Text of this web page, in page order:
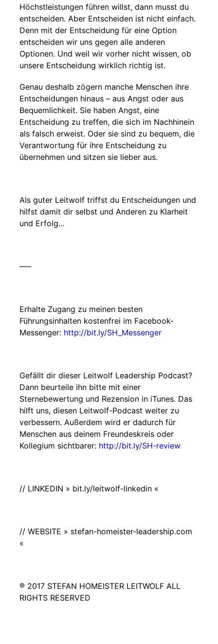
Höchstleistungen führen willst, dann musst du
entscheiden. Aber Entscheiden ist nicht einfach.
Denn mit der Entscheidung für eine Option
entscheiden wir uns gegen alle anderen
Optionen. Und weil wir vorher nicht wissen, ob
unsere Entscheidung wirklich richtig ist.
Genau deshalb zögern manche Menschen ihre
Entscheidungen hinaus – aus Angst oder aus
Bequemlichkeit. Sie haben Angst, eine
Entscheidung zu treffen, die sich im Nachhinein
als falsch erweist. Oder sie sind zu bequem, die
Verantwortung für ihre Entscheidung zu
übernehmen und sitzen sie lieber aus.
Als guter Leitwolf triffst du Entscheidungen und
hilfst damit dir selbst und Anderen zu Klarheit
und Erfolg...
–––
Erhalte Zugang zu meinen besten
Führungsinhalten kostenfrei im Facebook-
Messenger: http://bit.ly/SH_Messenger
Gefällt dir dieser Leitwolf Leadership Podcast?
Dann beurteile ihn bitte mit einer
Sternebewertung und Rezension in iTunes. Das
hilft uns, diesen Leitwolf-Podcast weiter zu
verbessern. Außerdem wird er dadurch für
Menschen aus deinem Freundeskreis oder
Kollegium sichtbarer: http://bit.ly/SH-review
// LINKEDIN » bit.ly/leitwolf-linkedin «
// WEBSITE » stefan-homeister-leadership.com
«
® 2017 STEFAN HOMEISTER LEITWOLF ALL
RIGHTS RESERVED